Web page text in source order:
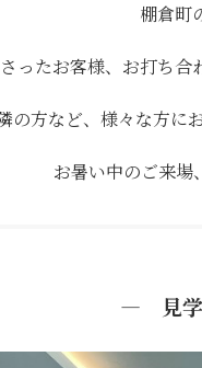
棚倉町
ったお客様、お打ち
の方など、様々な方に
お暑い中のご来場
― 見学